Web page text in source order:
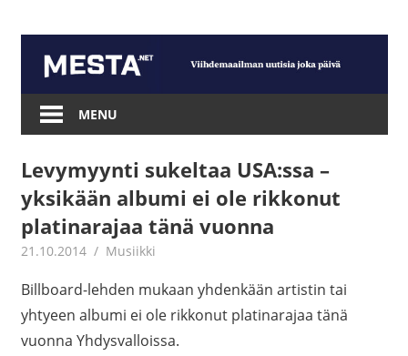
content
Mesta.net
MENU
Levymyynti sukeltaa USA:ssa –
yksikään albumi ei ole rikkonut
platinarajaa tänä vuonna
21.10.2014 mestanet
Musiikki
Billboard-lehden mukaan yhdenkään artistin tai
yhtyeen albumi ei ole rikkonut platinarajaa tänä
vuonna Yhdysvalloissa.